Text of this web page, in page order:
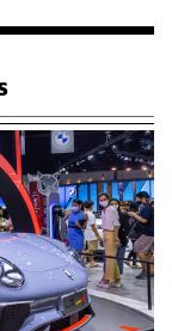
บลิกัน
มุมมองของผู้
อนกว่าจะส่ง
ายรถยนต์ EV
Mobility
อง Tesla นั้นอยู่
ากการแข่งขัน
ารที่ Tesla ยัง